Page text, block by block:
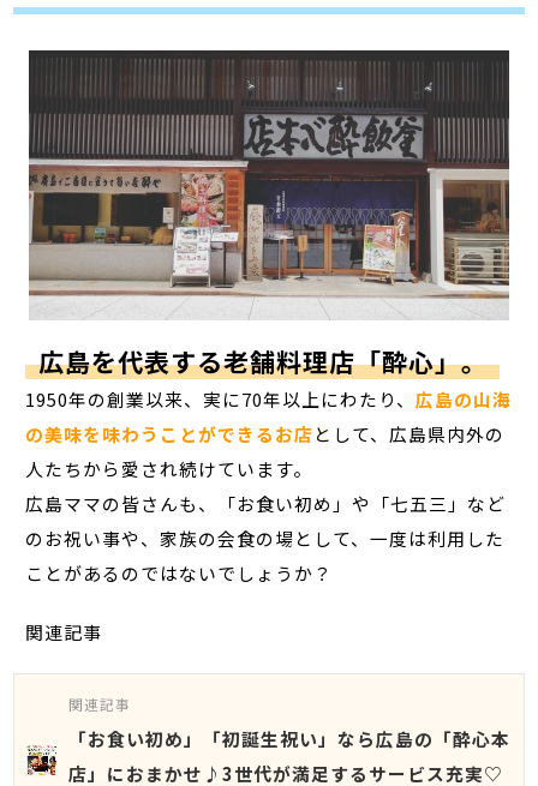
広島を代表する老舗料理店「酔心」。
1950年の創業以来、実に70年以上にわたり、広島の山海
の美味を味わうことができるお店として、広島県内外の
人たちから愛され続けています。
広島ママの皆さんも、「お食い初め」や「七五三」など
のお祝い事や、家族の会食の場として、一度は利用した
ことがあるのではないでしょうか？
関連記事
関連記事
「お食い初め」「初誕生祝い」なら広島の「酔心本
店」におまかせ♪3世代が満足するサービス充実♡